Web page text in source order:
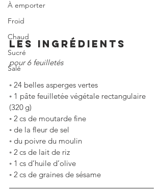
À emporter
Froid
Chaud
Sucré
Salé
LES INGRÉDIENTS
pour 6 feuilletés
◦ 24 belles asperges vertes
◦ 1 pâte feuilletée végétale rectangulaire
(320 g)
◦ 2 cs de moutarde fine
◦ de la fleur de sel
◦ du poivre du moulin
◦ 2 cs de lait de riz
◦ 1 cs d’huile d’olive
◦ 2 cs de graines de sésame